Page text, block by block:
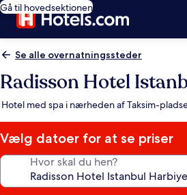
Gå til hovedsektionen
Se alle overnatningssteder
Radisson Hotel
Hotel med spa i nærheden af Taksim-
Vælg datoer for at se priser
Hvor skal du hen?